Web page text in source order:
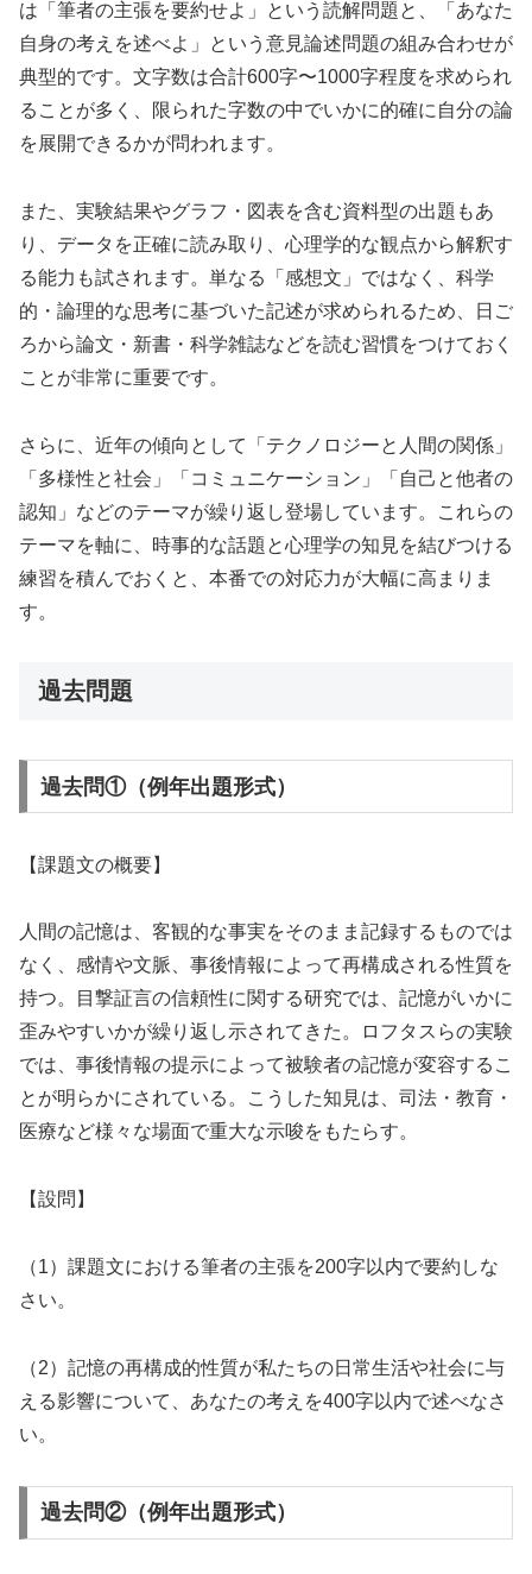
は「筆者の主張を要約せよ」という読解問題と、「あなた
自身の考えを述べよ」という意見論述問題の組み合わせが
典型的です。文字数は合計600字〜1000字程度を求められ
ることが多く、限られた字数の中でいかに的確に自分の論
を展開できるかが問われます。
また、実験結果やグラフ・図表を含む資料型の出題もあ
り、データを正確に読み取り、心理学的な観点から解釈す
る能力も試されます。単なる「感想文」ではなく、科学
的・論理的な思考に基づいた記述が求められるため、日ご
ろから論文・新書・科学雑誌などを読む習慣をつけておく
ことが非常に重要です。
さらに、近年の傾向として「テクノロジーと人間の関係」
「多様性と社会」「コミュニケーション」「自己と他者の
認知」などのテーマが繰り返し登場しています。これらの
テーマを軸に、時事的な話題と心理学の知見を結びつける
練習を積んでおくと、本番での対応力が大幅に高まりま
す。
過去問題
過去問①（例年出題形式）
【課題文の概要】
人間の記憶は、客観的な事実をそのまま記録するものでは
なく、感情や文脈、事後情報によって再構成される性質を
持つ。目撃証言の信頼性に関する研究では、記憶がいかに
歪みやすいかが繰り返し示されてきた。ロフタスらの実験
では、事後情報の提示によって被験者の記憶が変容するこ
とが明らかにされている。こうした知見は、司法・教育・
医療など様々な場面で重大な示唆をもたらす。
【設問】
（1）課題文における筆者の主張を200字以内で要約しな
さい。
（2）記憶の再構成的性質が私たちの日常生活や社会に与
える影響について、あなたの考えを400字以内で述べなさ
い。
過去問②（例年出題形式）